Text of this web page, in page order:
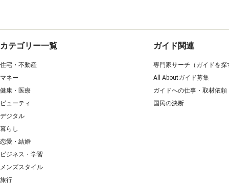
カテゴリー一覧
住宅・不動産
マネー
健康・医療
ビューティ
デジタル
暮らし
恋愛・結婚
ビジネス・学習
メンズスタイル
旅行
ガイド関連
専門家サーチ（ガイドを探
All Aboutガイド募集
ガイドへの仕事・取材依頼
国民の決断